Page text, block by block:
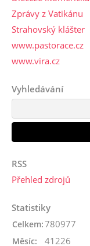
Zprávy z Vatikánu
Strahovský klášter
www.pastorace.cz
www.vira.cz
Vyhledávání
RSS
Přehled zdrojů
Statistiky
Celkem:780977
Měsíc: 41226